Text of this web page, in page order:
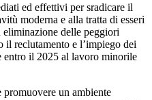
ed effettivi per sradicare il
moderna e alla tratta di esseri
delle peggiori
reclutamento e l’impiego dei
entro il 2025 al lavoro minorile
un ambiente